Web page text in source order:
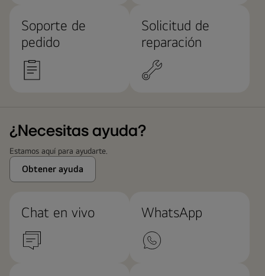
Soporte de
pedido
Solicitud de
reparación
¿Necesitas ayuda?
Estamos aquí para ayudarte.
Obtener ayuda
Chat en vivo WhatsApp